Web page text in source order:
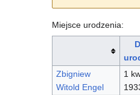
Miejsce urodzenia:
Zbigniew
Witold Engel
1